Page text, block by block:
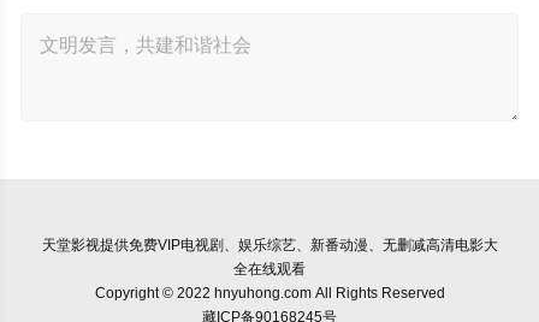
天堂影视提供免费VIP电视剧、娱乐综艺、新番动漫、无删减高清电影大
全在线观看
Copyright © 2022 hnyuhong.com All Rights Reserved
藏ICP备90168245号